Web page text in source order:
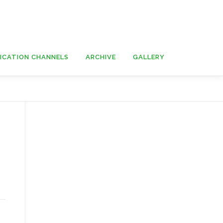
CHANNELS ARCHIVE GALLERY